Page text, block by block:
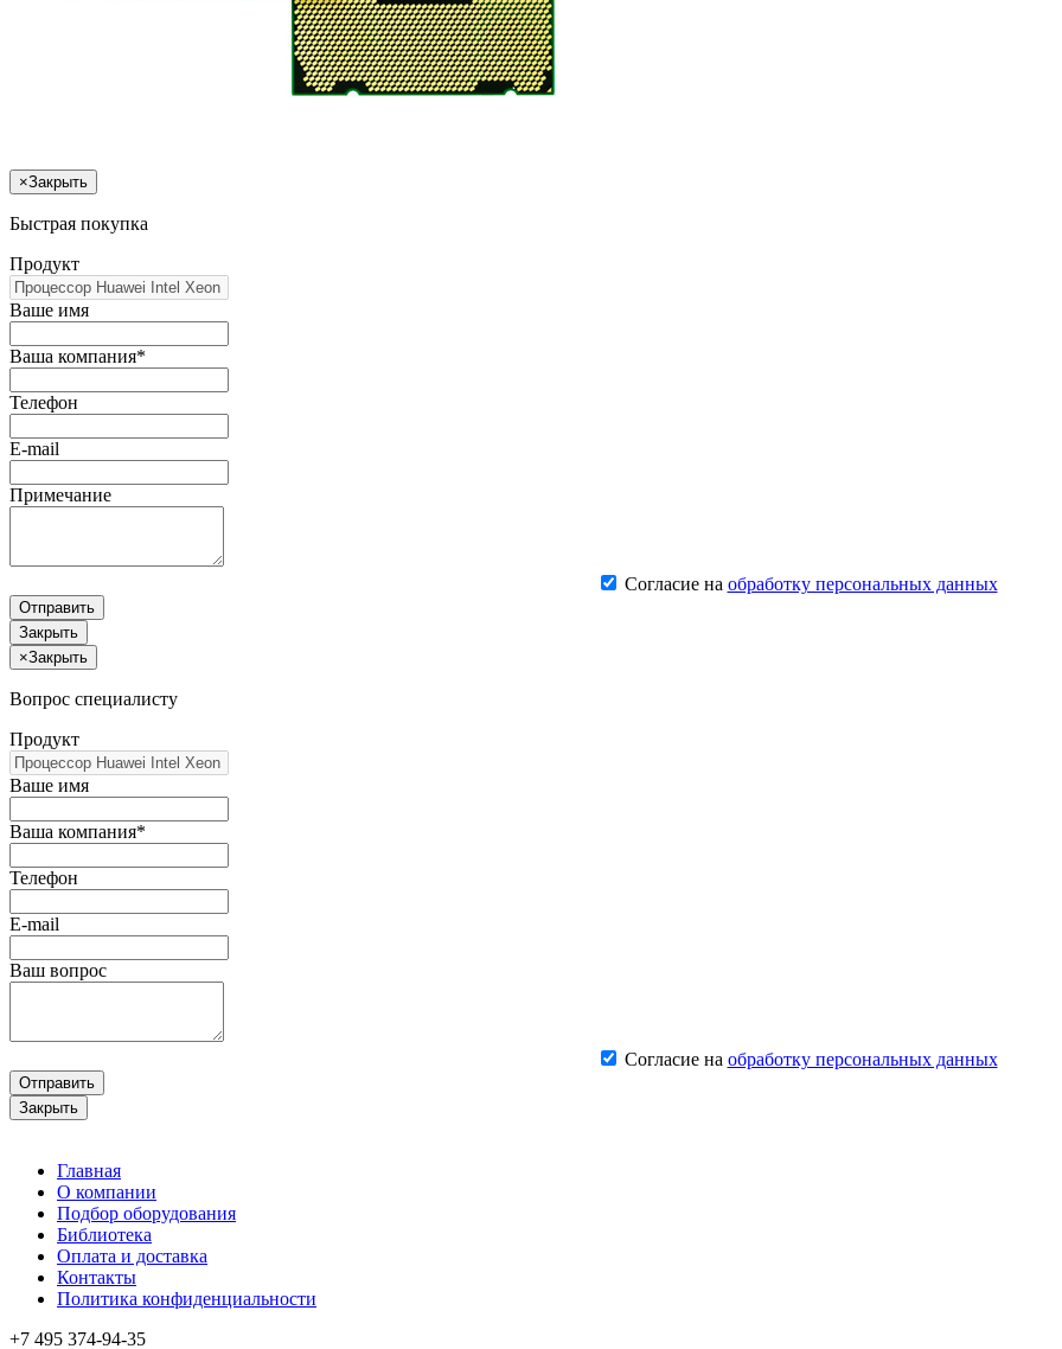
×Закрыть
Быстрая покупка
Продукт
Ваше имя
Ваша компания*
Телефон
E-mail
Примечание
Согласие на обработку персональных данных
Отправить
Закрыть
×Закрыть
Вопрос специалисту
Продукт
Ваше имя
Ваша компания*
Телефон
E-mail
Ваш вопрос
Согласие на обработку персональных данных
Отправить
Закрыть
Главная
О компании
Подбор оборудования
Библиотека
Оплата и доставка
Контакты
Политика конфиденциальности
+7 495 374-94-35